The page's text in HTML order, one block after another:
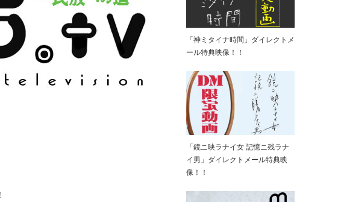
「神ミタイナ時間」ダイレクトメ
ール特典映像！！
「鏡ニ映ラナイ女 記憶ニ残ラナ
イ男」ダイレクトメール特典映
像！！